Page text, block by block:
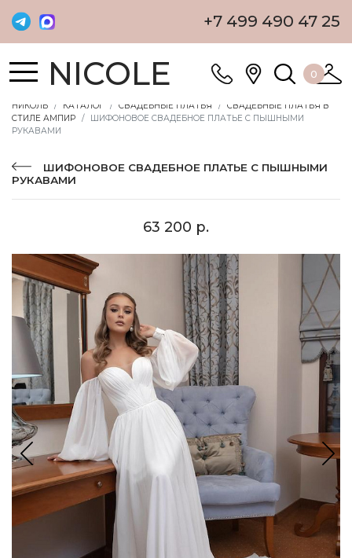
+7 499 490 47 25
NICOLE 0
НИКОЛЬ КАТАЛОГ СВАДЕБНЫЕ ПЛАТЬЯ
СВАДЕБНЫЕ ПЛАТЬЯ В
СТИЛЕ АМПИР
ШИФОНОВОЕ СВАДЕБНОЕ ПЛАТЬЕ С ПЫШНЫМИ
РУКАВАМИ
ШИФОНОВОЕ СВАДЕБНОЕ ПЛАТЬЕ С ПЫШНЫМИ
РУКАВАМИ
63 200 р.